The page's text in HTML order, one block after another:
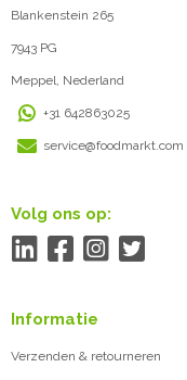
Blankenstein 265
7943 PG
Meppel, Nederland
+31 642863025
service@foodmarkt.com
Volg ons op:
Informatie
Verzenden & retourneren